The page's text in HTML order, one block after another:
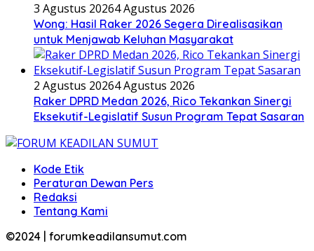
3 Agustus 20264 Agustus 2026
Wong: Hasil Raker 2026 Segera Direalisasikan
untuk Menjawab Keluhan Masyarakat
2 Agustus 20264 Agustus 2026
Raker DPRD Medan 2026, Rico Tekankan Sinergi
Eksekutif-Legislatif Susun Program Tepat Sasaran
Kode Etik
Peraturan Dewan Pers
Redaksi
Tentang Kami
©2024 | forumkeadilansumut.com